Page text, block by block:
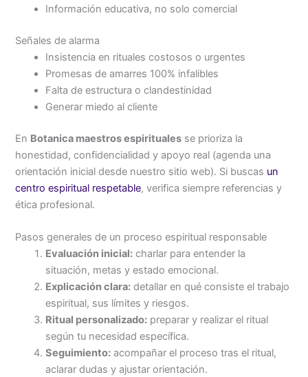
Información educativa, no solo comercial
Señales de alarma
Insistencia en rituales costosos o urgentes
Promesas de amarres 100% infalibles
Falta de estructura o clandestinidad
Generar miedo al cliente
En Botanica maestros espirituales se prioriza la
honestidad, confidencialidad y apoyo real (agenda una
orientación inicial desde nuestro sitio web). Si buscas un
centro espiritual respetable, verifica siempre referencias y
ética profesional.
Pasos generales de un proceso espiritual responsable
Evaluación inicial: charlar para entender la
situación, metas y estado emocional.
Explicación clara: detallar en qué consiste el trabajo
espiritual, sus límites y riesgos.
Ritual personalizado: preparar y realizar el ritual
según tu necesidad específica.
Seguimiento: acompañar el proceso tras el ritual,
aclarar dudas y ajustar orientación.